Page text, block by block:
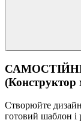
(Конструктор
Створюйте
готовий шаблон і